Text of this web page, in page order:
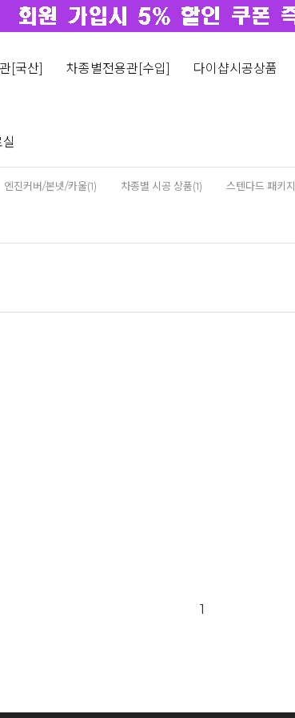
[국산] 차종별전용관[수입] 다이샵시공상품
엔진커버/본넷/카울(1) 차종별 시공 상품(1) 스텐다드 패키지
1